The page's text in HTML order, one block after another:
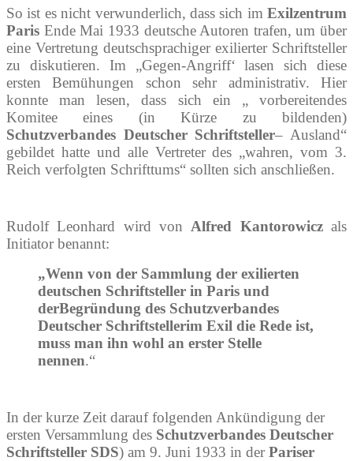
So ist es nicht verwunderlich, dass sich im Exilzentrum
Paris Ende Mai 1933 deutsche Autoren trafen, um über
eine Vertretung deutschsprachiger exilierter Schriftsteller
zu diskutieren. Im „Gegen-Angriff‘ lasen sich diese
ersten Bemühungen schon sehr administrativ. Hier
konnte man lesen, dass sich ein „ vorbereitendes
Komitee eines (in Kürze zu bildenden)
Schutzverbandes Deutscher Schriftsteller– Ausland“
gebildet hatte und alle Vertreter des „wahren, vom 3.
Reich verfolgten Schrifttums“ sollten sich anschließen.
Rudolf Leonhard wird von Alfred Kantorowiczals
Initiator benannt:
„Wenn von der Sammlung der exilierten
deutschen Schriftsteller in Paris und
derBegründung des Schutzverbandes
Deutscher Schriftstellerim Exil die Rede ist,
muss man ihn wohl an erster Stelle
nennen.“
In der kurze Zeit darauf folgenden Ankündigung der
ersten Versammlung des Schutzverbandes Deutscher
Schriftsteller SDS) am 9. Juni 1933 in der Pariser